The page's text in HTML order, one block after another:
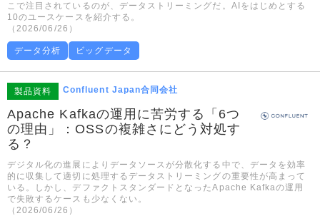
こで注目されているのが、データストリーミングだ。AIをはじめとする
10のユースケースを紹介する。
（2026/06/26）
データ分析 ビッグデータ
製品資料 Confluent Japan合同会社
Apache Kafkaの運用に苦労する「6つ
の理由」：OSSの複雑さにどう対処す
る？
デジタル化の進展によりデータソースが分散化する中で、データを効率
的に収集して適切に処理するデータストリーミングの重要性が高まって
いる。しかし、デファクトスタンダードとなったApache Kafkaの運用
で失敗するケースも少なくない。
（2026/06/26）